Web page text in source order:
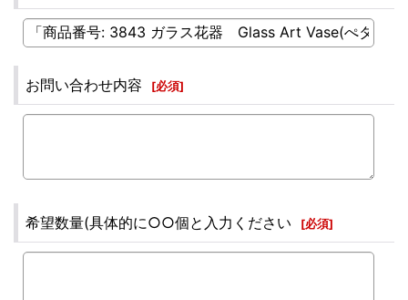
お問い合わせ内容 [必須]
希望数量(具体的に○○個と入力ください [必須]